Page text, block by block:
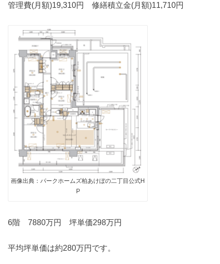
管理費(月額)19,310円 修繕積立金(月額)11,710円
画像出典：パークホームズ柏あけぼの二丁目公式H
P
6階 7880万円 坪単価298万円
平均坪単価は約280万円です。